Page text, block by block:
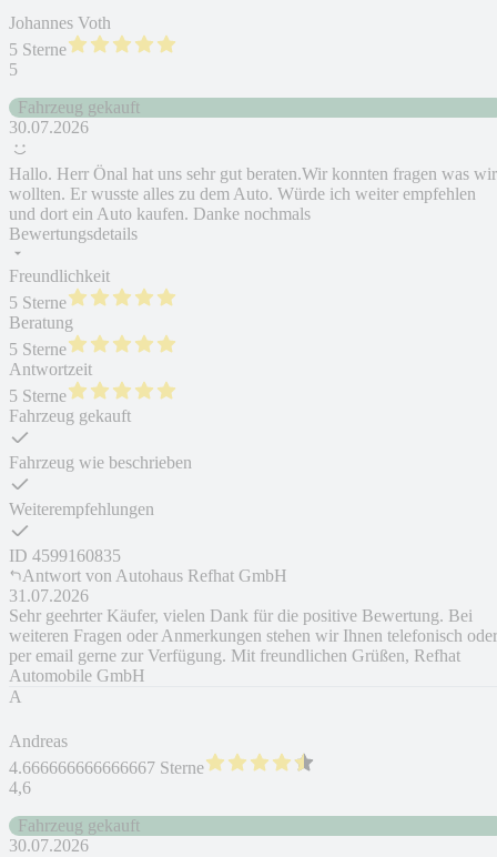
Johannes Voth
5 Sterne
5
Fahrzeug gekauft
30.07.2026
Hallo. Herr Önal hat uns sehr gut beraten.Wir konnten fragen was wir
wollten. Er wusste alles zu dem Auto. Würde ich weiter empfehlen
und dort ein Auto kaufen. Danke nochmals
Bewertungsdetails
Freundlichkeit
5 Sterne
Beratung
5 Sterne
Antwortzeit
5 Sterne
Fahrzeug gekauft
Fahrzeug wie beschrieben
Weiterempfehlungen
ID 4599160835
Antwort von Autohaus Refhat GmbH
31.07.2026
Sehr geehrter Käufer, vielen Dank für die positive Bewertung. Bei
weiteren Fragen oder Anmerkungen stehen wir Ihnen telefonisch oder
per email gerne zur Verfügung. Mit freundlichen Grüßen, Refhat
Automobile GmbH
A
Andreas
4.666666666666667 Sterne
4,6
Fahrzeug gekauft
30.07.2026